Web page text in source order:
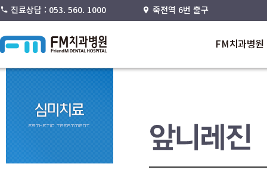
진료상담 : 053. 560. 1000 죽전역 6번 출구
FM치과병원